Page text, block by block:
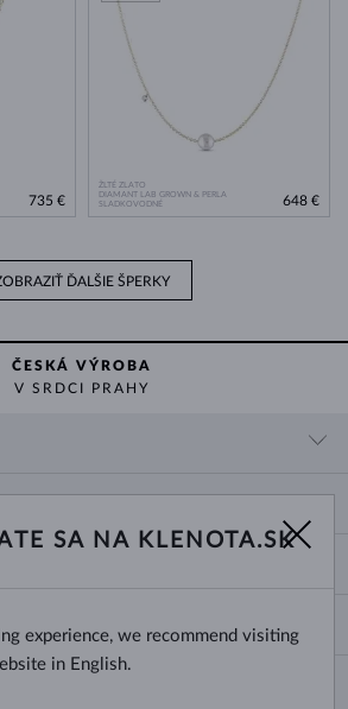
735 €
ŽLTÉ ZLATO
DIAMANT LAB GROWN & PERLA
SLADKOVODNÉ
648 €
ĎALŠIE ŠPERKY
ČESKÁ VÝROBA
V SRDCI PRAHY
SA NA KLENOTA.SK
experience, we recommend visiting
in English.